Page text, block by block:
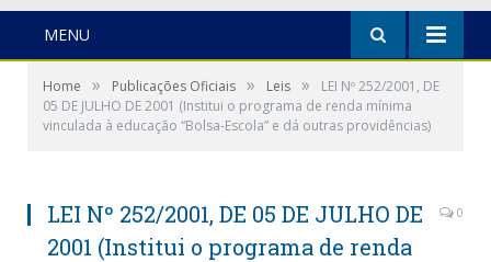
MENU
Home » Publicações Oficiais » Leis »
LEI Nº 252/2001, DE
05 DE JULHO DE 2001 (Institui o programa de renda mínima
vinculada à educação “Bolsa-Escola” e dá outras providências)
LEI Nº 252/2001, DE 05 DE JULHO DE
2001 (Institui o programa de renda
0